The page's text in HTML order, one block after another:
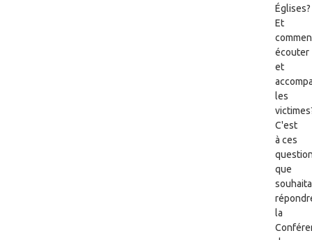
Églises?
Et
écouter
et
les
C'est
à ces
que
la